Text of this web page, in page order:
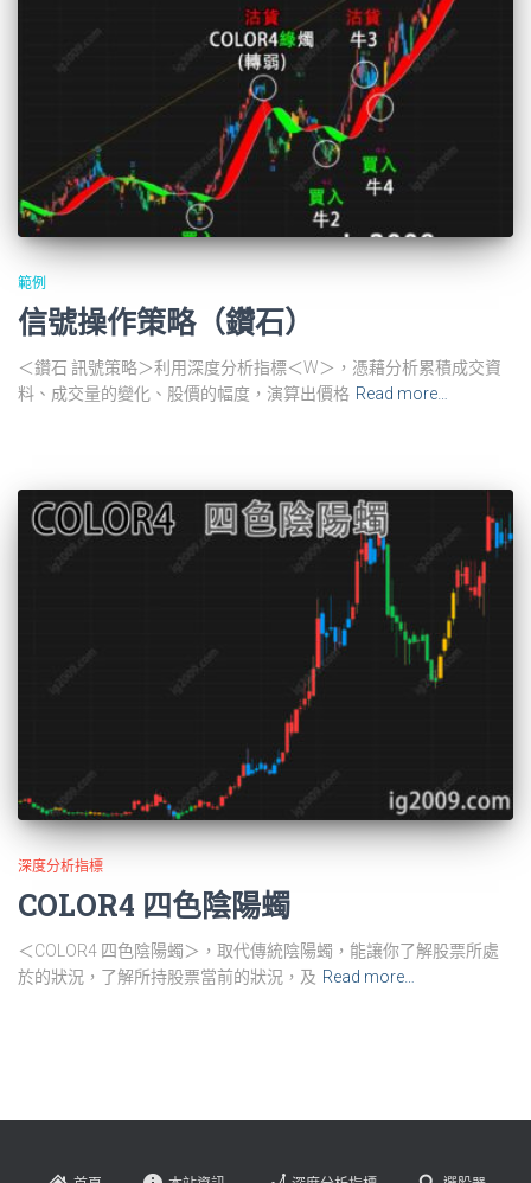
範例
信號操作策略（鑽石）
＜鑽石 訊號策略＞利用深度分析指標＜W＞，憑藉分析累積成交資
料、成交量的變化、股價的幅度，演算出價格 Read more…
深度分析指標
COLOR4 四色陰陽蠋
＜COLOR4 四色陰陽蠋＞，取代傳統陰陽蠋，能讓你了解股票所處
於的狀況，了解所持股票當前的狀況，及 Read more…